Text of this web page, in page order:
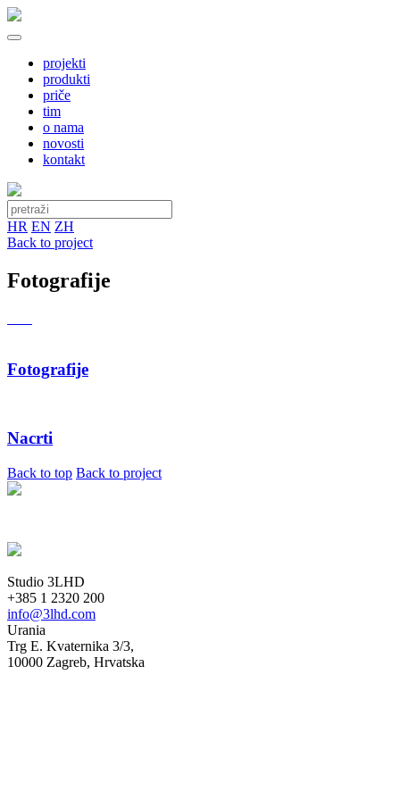
projekti
produkti
priče
tim
o nama
novosti
kontakt
HR EN ZH
Back to project
Fotografije
Fotografije
Nacrti
Back to top Back to project
Studio 3LHD
+385 1 2320 200
info@3lhd.com
Urania
Trg E. Kvaternika 3/3,
10000 Zagreb, Hrvatska